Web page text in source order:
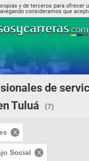
y de terceros para ofrecer
consideramos que
de
Tuluá
(7)
Social